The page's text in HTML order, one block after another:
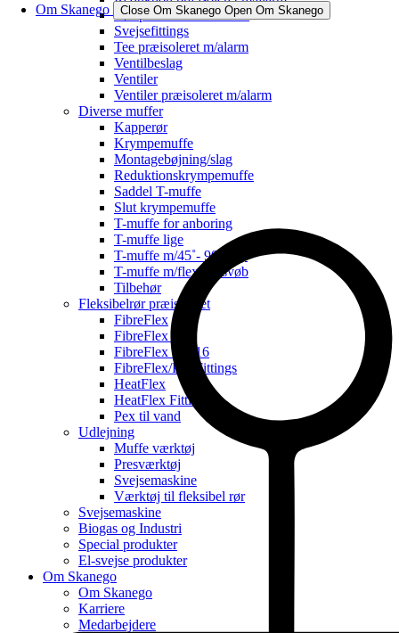
Om Skanego Close Om Skanego Open Om Skanego
Rør præisoleret m/alarm
Svejsefittings
Tee præisoleret m/alarm
Ventilbeslag
Ventiler
Ventiler præisoleret m/alarm
Diverse muffer
Kapperør
Krympemuffe
Montagebøjning/slag
Reduktionskrympemuffe
Saddel T-muffe
Slut krympemuffe
T-muffe for anboring
T-muffe lige
T-muffe m/45˚- 90˚ afg.
T-muffe m/flex for svøb
Tilbehør
Fleksibelrør præisoleret
FibreFlex
FibreFlex Pro
FibreFlex Pro 16
FibreFlex/Pro Fittings
HeatFlex
HeatFlex Fittings
Pex til vand
Udlejning
Muffe værktøj
Presværktøj
Svejsemaskine
Værktøj til fleksibel rør
Svejsemaskine
Biogas og Industri
Special produkter
El-svejse produkter
Om Skanego
Om Skanego
Karriere
Medarbejdere